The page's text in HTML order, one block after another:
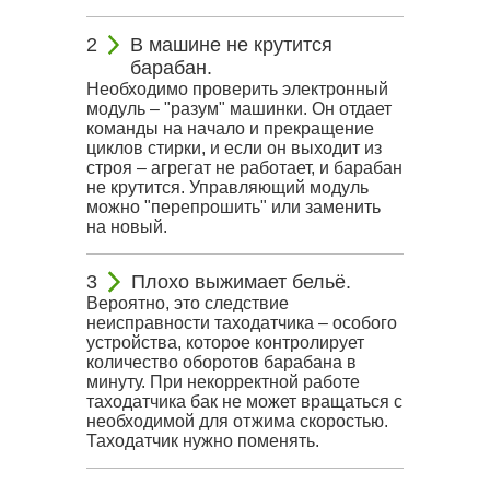
В машине не крутится
барабан.
Необходимо проверить электронный
модуль – "разум" машинки. Он отдает
команды на начало и прекращение
циклов стирки, и если он выходит из
строя – агрегат не работает, и барабан
не крутится. Управляющий модуль
можно "перепрошить" или заменить
на новый.
Плохо выжимает бельё.
Вероятно, это следствие
неисправности таходатчика – особого
устройства, которое контролирует
количество оборотов барабана в
минуту. При некорректной работе
таходатчика бак не может вращаться с
необходимой для отжима скоростью.
Таходатчик нужно поменять.